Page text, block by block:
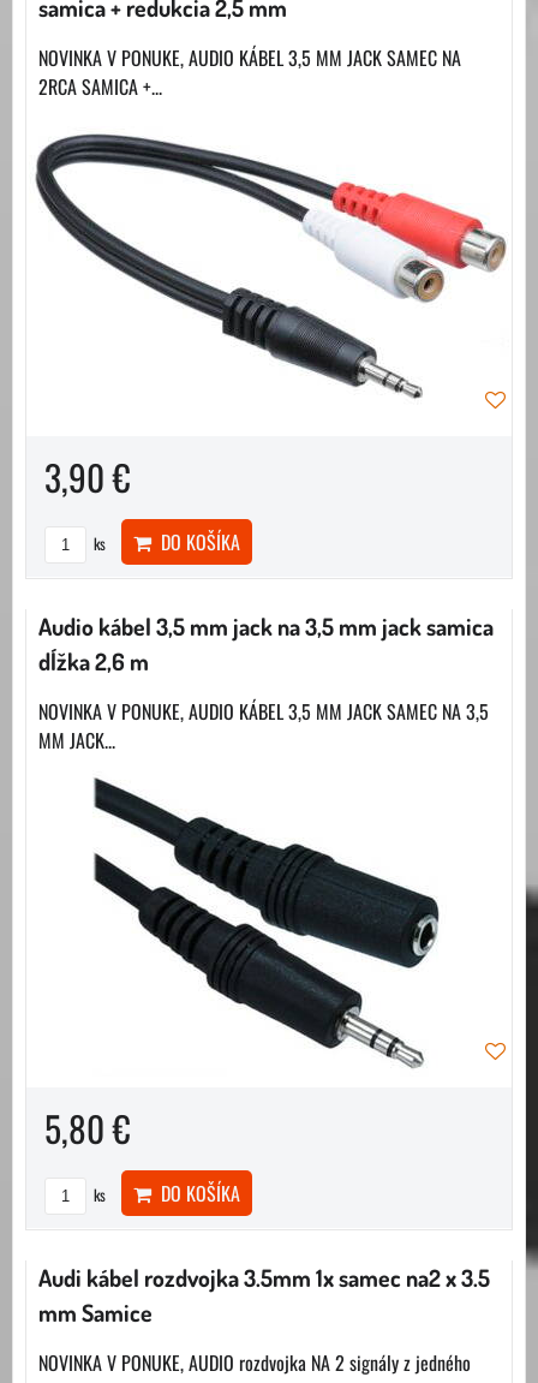
samica + redukcia 2,5 mm
NOVINKA V PONUKE, AUDIO KÁBEL 3,5 MM JACK SAMEC NA
2RCA SAMICA +...
3,90 €
ks DO KOŠÍKA
Audio kábel 3,5 mm jack na 3,5 mm jack samica
dĺžka 2,6 m
NOVINKA V PONUKE, AUDIO KÁBEL 3,5 MM JACK SAMEC NA 3,5
MM JACK...
5,80 €
ks DO KOŠÍKA
Audi kábel rozdvojka 3.5mm 1x samec na2 x 3.5
mm Samice
NOVINKA V PONUKE, AUDIO rozdvojka NA 2 signály z jedného